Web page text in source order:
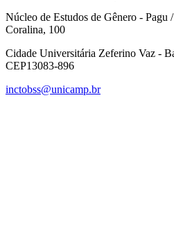
Núcleo de Estudos de Gênero - Pagu
Coralina, 100
Cidade Universitária Zeferino Vaz -
CEP13083-896
inctobss@unicamp.br